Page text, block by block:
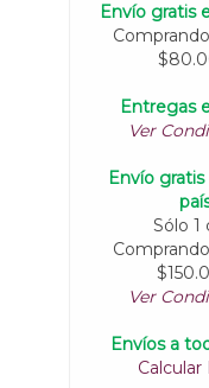
Envío gratis
Entregas
Ver
Envío
Sólo 1
Ver
Envíos a
Calcular